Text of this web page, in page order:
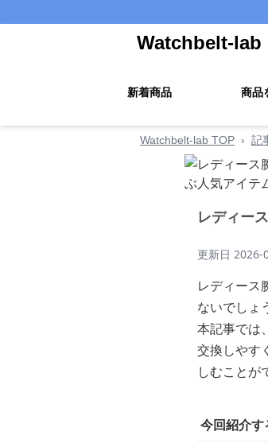
Watchbelt-lab
新着商品 商品
Watchbelt-lab TOP › 記
レディー
更新日 2026-
レディース
ないでしょ
本記事では
交換しやす
しむことが
今回紹介